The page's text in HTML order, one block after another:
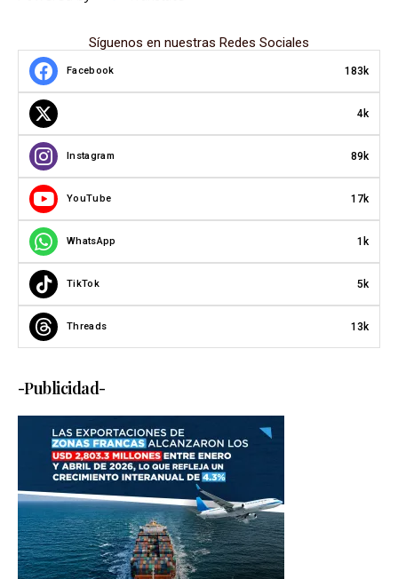
Síguenos en nuestras Redes Sociales
Facebook 183k
4k
Instagram 89k
YouTube 17k
WhatsApp 1k
TikTok 5k
Threads 13k
-Publicidad-